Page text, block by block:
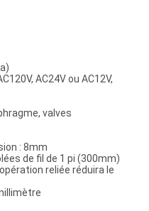
AC24V ou AC12V,
valves
: 8mm
de fil de 1 pi (300mm)
reliée réduira le